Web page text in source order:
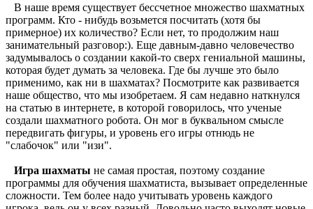
В наше время существует бессчетное множество шахматных
программ. Кто - нибудь возьмется посчитать (хотя бы
примерное) их количество? Если нет, то продолжим наш
занимательный разговор:). Еще давным-давно человечество
задумывалось о создании какой-то сверх гениальной машины,
которая будет думать за человека. Где бы лучше это было
применимо, как ни в шахматах? Посмотрите как развивается
наше общество, что мы изобретаем. Я сам недавно наткнулся
на статью в интернете, в которой говорилось, что ученые
создали шахматного робота. Он мог в буквальном смысле
передвигать фигуры, и уровень его игры отнюдь не
"слабочок" или "изи".
Игра шахматы не самая простая, поэтому создание
программы для обучения шахматиста, вызывает определенные
сложности. Тем более надо учитывать уровень каждого